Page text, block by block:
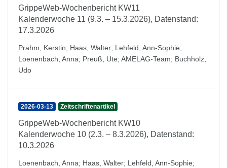
GrippeWeb-Wochenbericht KW11
Kalenderwoche 11 (9.3. – 15.3.2026), Datenstand:
17.3.2026
Prahm, Kerstin; Haas, Walter; Lehfeld, Ann-Sophie;
Loenenbach, Anna; Preuß, Ute; AMELAG-Team; Buchholz,
Udo
2026-03-13 Zeitschriftenartikel
GrippeWeb-Wochenbericht KW10
Kalenderwoche 10 (2.3. – 8.3.2026), Datenstand:
10.3.2026
Loenenbach, Anna; Haas, Walter; Lehfeld, Ann-Sophie;